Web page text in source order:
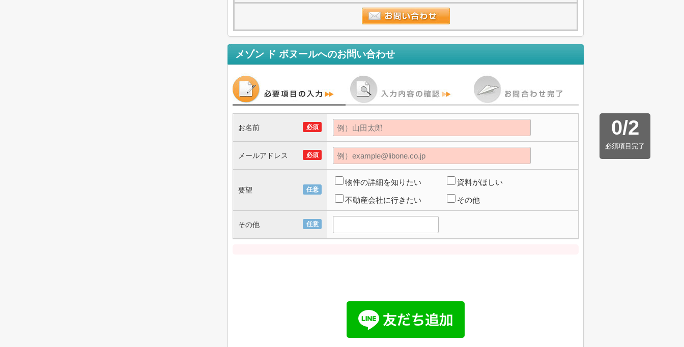
メゾン ド ボヌールへのお問い合わせ
0/2
必須項目完了
必須
お名前
必須
メールアドレス
任意
要望
物件の詳細を知りたい 資料がほしい
不動産会社に行きたい その他
任意
その他